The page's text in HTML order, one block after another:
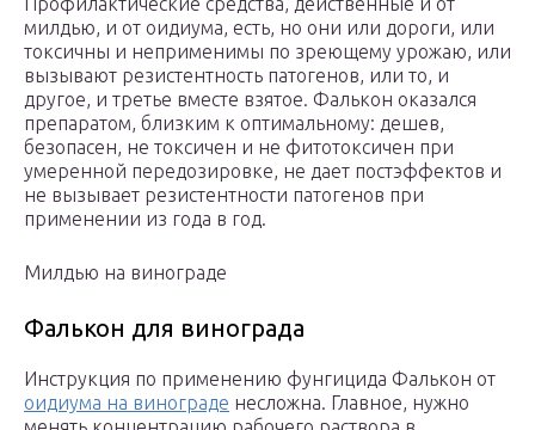
милдью, и от оидиума, есть, но они или дороги, или
токсичны и неприменимы по зреющему урожаю, или
вызывают резистентность патогенов, или то, и
другое, и третье вместе взятое. Фалькон оказался
препаратом, близким к оптимальному: дешев,
безопасен, не токсичен и не фитотоксичен при
умеренной передозировке, не дает постэффектов и
не вызывает резистентности патогенов при
применении из года в год.
Милдью на винограде
Фалькон для винограда
Инструкция по применению фунгицида Фалькон от
оидиума на винограде несложна. Главное, нужно